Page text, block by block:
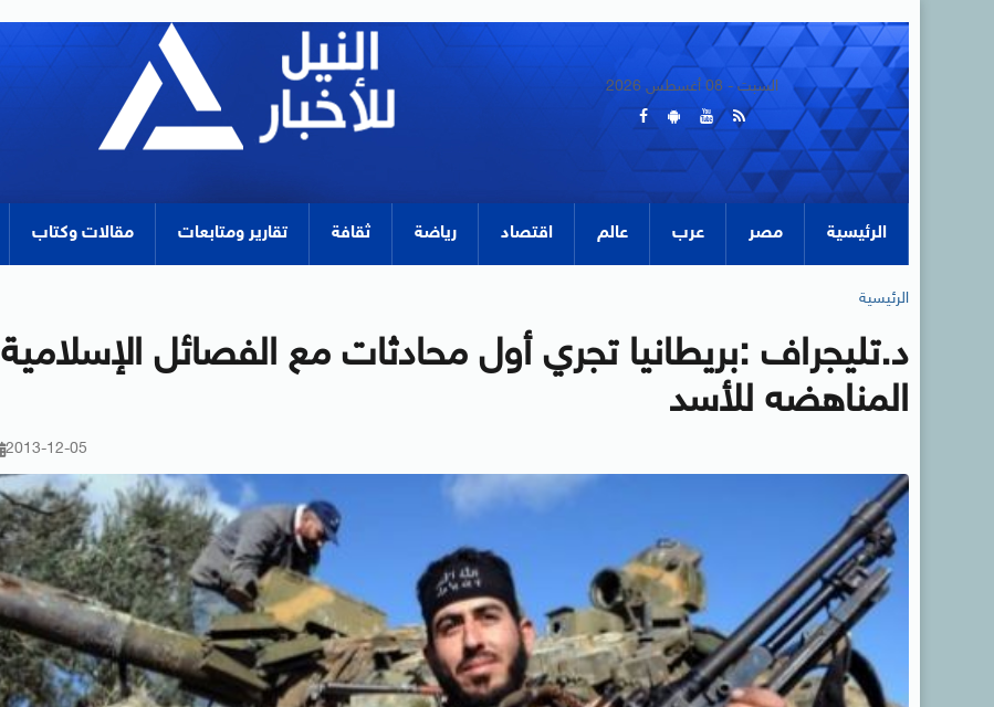
السبت - 08 أغسطس 2026
الرئيسية مصر عرب عالم اقتصاد رياضة ثقافة تقارير ومتابعات مقالات وكتاب
الرئيسية
د.تليجراف :بريطانيا تجري أول محادثات مع الفصائل الإسلامية
المناهضه للأسد
2013-12-05